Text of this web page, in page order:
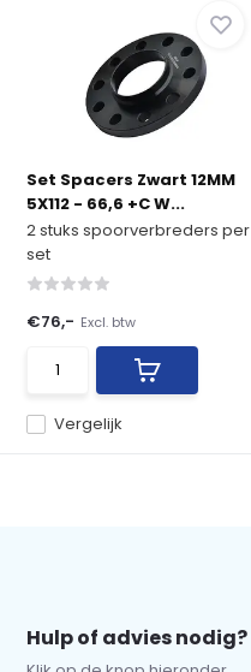
Set Spacers Zwart 12MM
5X112 - 66,6 +C W...
2 stuks spoorverbreders per
set
Vergelijk
€76,- Excl. btw
Hulp of advies nodig?